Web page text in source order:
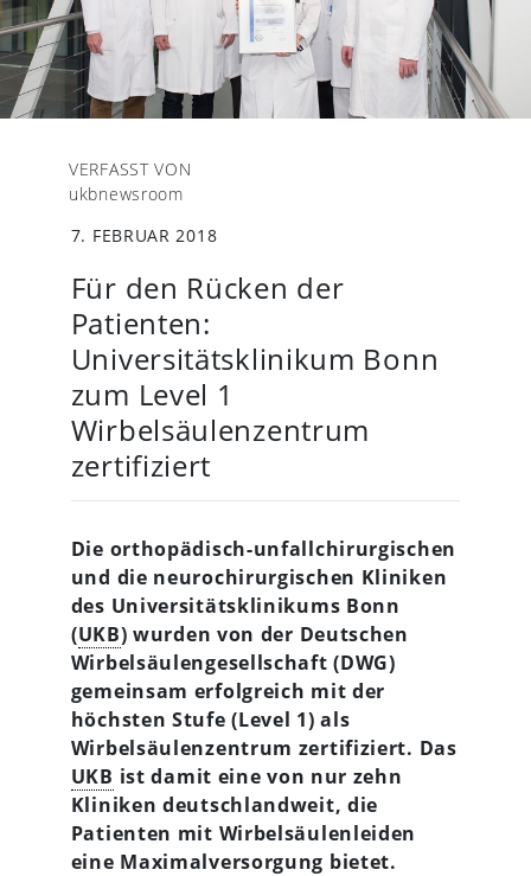
VERFASST VON
ukbnewsroom
7. FEBRUAR 2018
Für den Rücken der
Patienten:
Universitätsklinikum Bonn
zum Level 1
Wirbelsäulenzentrum
zertifiziert
Die orthopädisch-unfallchirurgischen
und die neurochirurgischen Kliniken
des Universitätsklinikums Bonn
(UKB) wurden von der Deutschen
Wirbelsäulengesellschaft(DWG)
gemeinsam erfolgreich mit der
höchsten Stufe (Level 1) als
Wirbelsäulenzentrum zertifiziert. Das
UKB ist damit eine von nur zehn
Kliniken deutschlandweit, die
Patienten mit Wirbelsäulenleiden
eine Maximalversorgung bietet.